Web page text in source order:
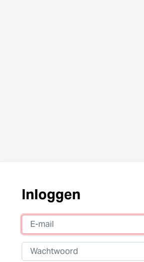
Inloggen
E-mail
Wachtwoord